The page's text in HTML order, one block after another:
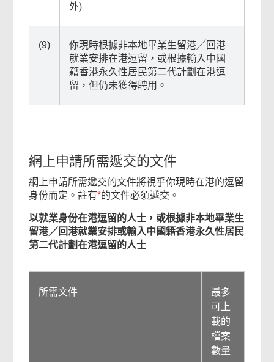
外)
(9)
你現時根據非本地畢業生留港╱回港
就業安排在港逗留，或根據輸入中國
籍香港永久性居民第二代計劃在港逗
留，但仍未獲得聘用。
網上申請所需遞交的文件
網上申請所需遞交的文件將視乎你現時在港的逗留
身份而定。註有*的文件必須遞交。
以就業身份在港逗留的人士，或根據非本地畢業生
留港／回港就業安排或輸入中國籍香港永久性居民
第二代計劃在港逗留的人士
所需文件
最多
可上
載的
檔案
數量